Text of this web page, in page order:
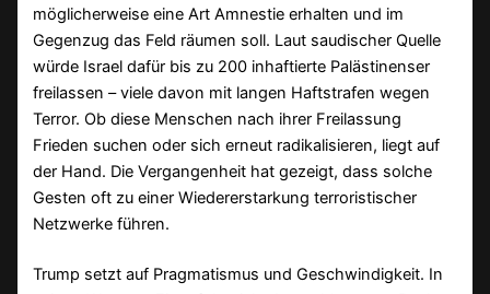
möglicherweise eine Art Amnestie erhalten und im
Gegenzug das Feld räumen soll. Laut saudischer Quelle
würde Israel dafür bis zu 200 inhaftierte Palästinenser
freilassen – viele davon mit langen Haftstrafen wegen
Terror. Ob diese Menschen nach ihrer Freilassung
Frieden suchen oder sich erneut radikalisieren, liegt auf
der Hand. Die Vergangenheit hat gezeigt, dass solche
Gesten oft zu einer Wiedererstarkung terroristischer
Netzwerke führen.
Trump setzt auf Pragmatismus und Geschwindigkeit. In